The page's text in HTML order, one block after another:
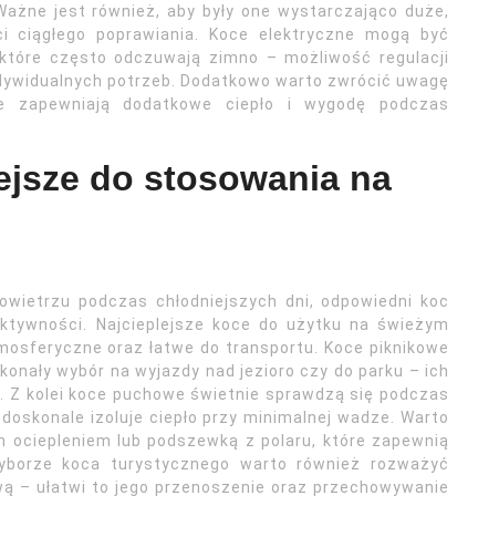
jest również, aby były one wystarczająco duże,
ciągłego poprawiania. Koce elektryczne mogą być
często odczuwają zimno – możliwość regulacji
potrzeb. Dodatkowo warto zwrócić uwagę
dodatkowe ciepło i wygodę podczas
do stosowania na
podczas chłodniejszych dni, odpowiedni koc
Najcieplejsze koce do użytku na świeżym
oraz łatwe do transportu. Koce piknikowe
wybór na wyjazdy nad jezioro czy do parku – ich
kolei koce puchowe świetnie sprawdzą się podczas
izoluje ciepło przy minimalnej wadze. Warto
lub podszewką z polaru, które zapewnią
koca turystycznego warto również rozważyć
– ułatwi to jego przenoszenie oraz przechowywanie